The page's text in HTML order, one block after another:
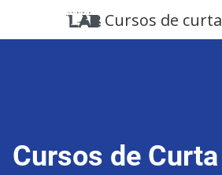
Cursos de
Cursos de